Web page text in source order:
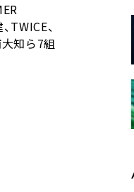
TWICE、
知ら7組